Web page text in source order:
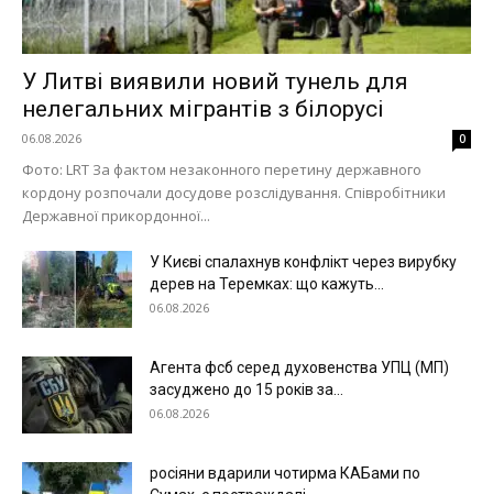
У Литві виявили новий тунель для
нелегальних мігрантів з білорусі
06.08.2026 0
Фото: LRT За фактом незаконного перетину державного
кордону розпочали досудове розслідування. Співробітники
Державної прикордонної...
У Києві спалахнув конфлікт через вирубку
дерев на Теремках: що кажуть...
06.08.2026
Агента фсб серед духовенства УПЦ (МП)
засуджено до 15 років за...
06.08.2026
росіяни вдарили чотирма КАБами по